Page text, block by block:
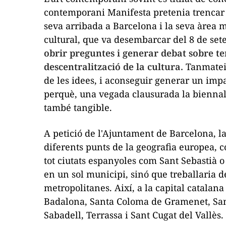
contemporani Manifesta pretenia
seva arribada a Barcelona i la seva àrea
cultural, que va desembarcar del 8 de
obrir preguntes i generar debat sobre
descentralització de la cultura.
de les idees, i aconseguir generar un
perquè, una vegada clausurada la
també tangible.
A petició de l'Ajuntament de Barcelona,
diferents punts de la geografia europea,
tot ciutats espanyoles com Sant Sebastià
en un sol municipi, sinó que treballaria
metropolitanes. Així, a la capital
Badalona, Santa Coloma de Gramenet,
Sabadell, Terrassa i Sant Cugat del Vallès.